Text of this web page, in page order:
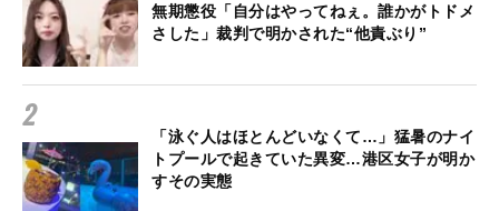
無期懲役「自分はやってねぇ。誰かがトドメ
さした」裁判で明かされた“他責ぶり”
「泳ぐ人はほとんどいなくて…」猛暑のナイ
トプールで起きていた異変…港区女子が明か
すその実態